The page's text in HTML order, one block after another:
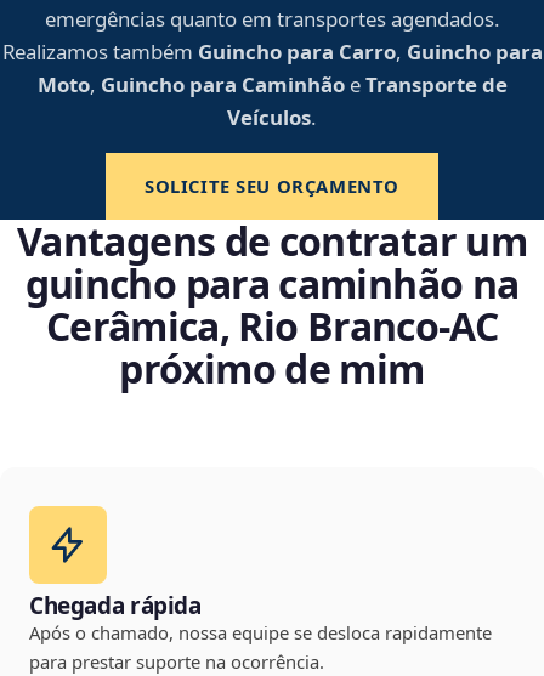
emergências quanto em transportes agendados.
Realizamos também Guincho para Carro, Guincho para
Moto, Guincho para CaminhãoeTransporte de
Veículos.
SOLICITE SEU ORÇAMENTO
Vantagens de contratar um
guincho para caminhão na
Cerâmica, Rio Branco‑AC
próximo de mim
Chegada rápida
Após o chamado, nossa equipe se desloca rapidamente
para prestar suporte na ocorrência.